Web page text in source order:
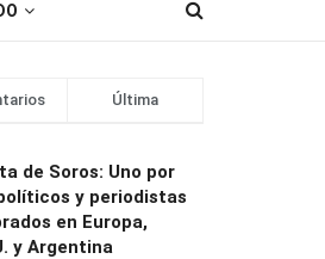
Última
de Soros: Uno por
y periodistas
en Europa,
y Argentina